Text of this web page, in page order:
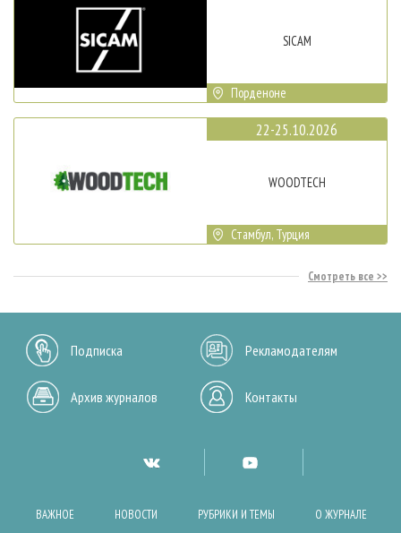
SICAM
Порденоне
22-25.10.2026
WOODTECH
Стамбул, Турция
Смотреть все
Подписка Рекламодателям
Архив журналов Контакты
ВАЖНОЕ НОВОСТИ РУБРИКИ И ТЕМЫ О ЖУРНАЛЕ